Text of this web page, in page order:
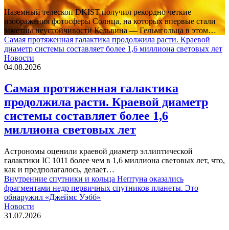
Наземный телескоп DKIST получил рекордно четкие
изображения фотосферы Солнца, на которых впервые стали
заметны неустойчивости Кельвина — Гельмгольца в этом…
Самая протяженная галактика продолжила расти. Краевой
диаметр системы составляет более 1,6 миллиона световых лет
Новости
04.08.2026
Самая протяженная галактика
продолжила расти. Краевой диаметр
системы составляет более 1,6
миллиона световых лет
Астрономы оценили краевой диаметр эллиптической
галактики IC 1011 более чем в 1,6 миллиона световых лет, что,
как и предполагалось, делает…
Внутренние спутники и кольца Нептуна оказались
фрагментами недр первичных спутников планеты. Это
обнаружил «Джеймс Уэбб»
Новости
31.07.2026